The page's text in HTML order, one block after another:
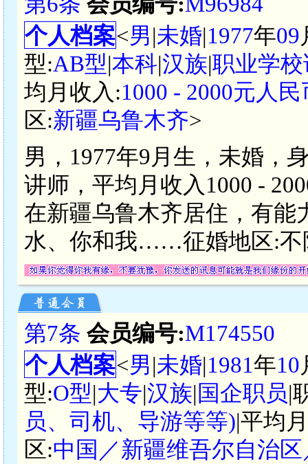
个人档案<男|未婚|1977年09
型:AB型|本科|汉族|职业学
均月收入:1000 - 2000元人民
区:新疆乌鲁木齐>
男，1977年9月生，未婚，
讲师，平均月收入1000 -
在新疆乌鲁木齐居住，有能
水、你和我……征婚地区:不
第7条 会员编号:M174550
个人档案<男|未婚|1981年10
型:O型|大专|汉族| 国企职员|
员、司机、导游等等)|平均
区:中国／新疆维吾尔自治